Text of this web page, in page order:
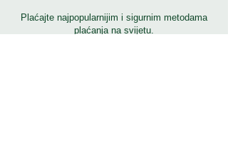
Plaćajte najpopularnijim i sigurnim metodama
plaćanja na svijetu.